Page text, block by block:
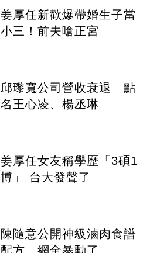
姜厚任新歡爆帶婚生子當
小三！前夫嗆正宮
邱瓈寬公司營收衰退 點
名王心凌、楊丞琳
姜厚任女友稱學歷「3碩1
博」 台大發聲了
陳隨意公開神級滷肉食譜
配方 網全暴動了